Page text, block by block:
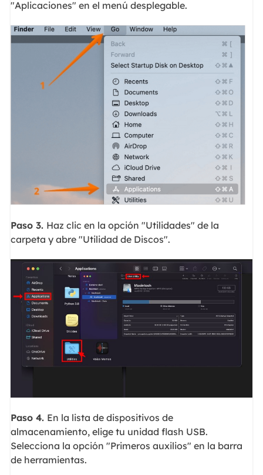
"Aplicaciones" en el menú desplegable.
Paso 3. Haz clic en la opción "Utilidades" de la
carpeta y abre "Utilidad de Discos".
Paso 4. En la lista de dispositivos de
almacenamiento, elige tu unidad flash USB.
Selecciona la opción "Primeros auxilios" en la barra
de herramientas.